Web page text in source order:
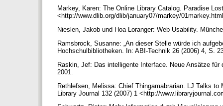
Markey, Karen: The Online Library Catalog. Paradise
<http://www.dlib.org/dlib/january07/markey/
Nieslen, Jakob und Hoa Loranger: Web Usability.
Ramsbrock, Susanne: „An dieser Stelle würde ich
Hochschulbibliotheken. In: ABI-Technik 26 (2006) 4, S.
Raskin, Jef: Das intelligente Interface. Neue Ansätze
2001.
Rethlefsen, Melissa: Chief Thingamabrarian. LJ Talks
Library Journal 132 (2007) 1 <http://